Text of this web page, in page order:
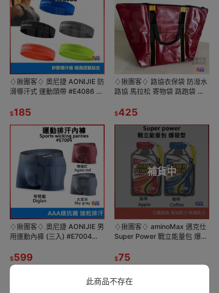
此商品不存在
♢揪團客♢ 奧尼捷 AONIJIE 防
滑導汗式 運動頭帶 #E4086 導
專業防滑 頭巾
$185
♢揪團客♢ 路協衣保袋 防潑水
路協 馬拉松 寄物袋 路跑袋 行
寄物
$425
♢揪團客♢ 奧尼捷 AONIJIE 男
用運動內褲 (三入) #E7004
立體裁剪
$599
補貨中
♢揪團客♢ aminoMax 邁克仕
Super Power 戰立能量包 爆發
$75